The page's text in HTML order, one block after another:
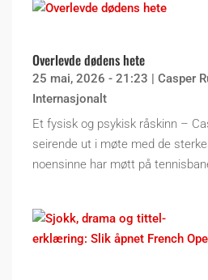
Overlevde dødens hete
25 mai, 2026 - 21:23 | Casper
Internasjonalt
Et fysisk og psykisk råskinn –
seirende ut i møte med de
noensinne har møtt på